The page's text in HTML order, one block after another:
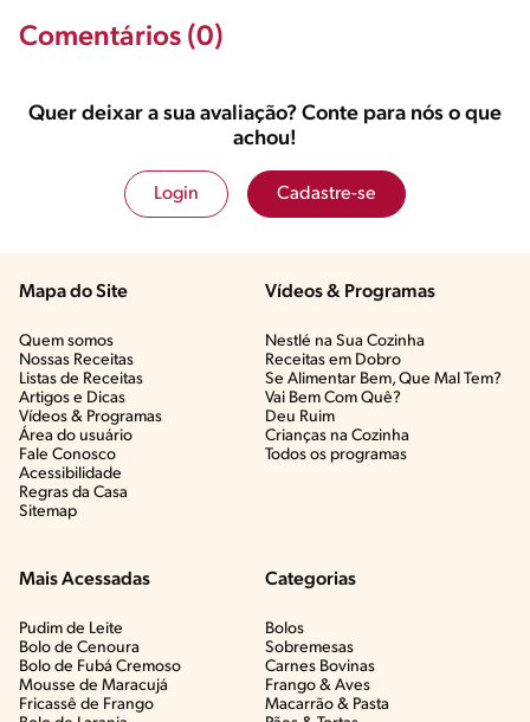
Comentários (0)
Quer deixar a sua avaliação? Conte para nós o que
achou!
Login Cadastre-se
Mapa do Site
Quem somos
Nossas Receitas
Listas de Receitas​
Artigos e Dicas​
Vídeos & Programas​
Área do usuário
Fale Conosco
Acessibilidade
Regras da Casa
Sitemap
Vídeos & Programas​
Nestlé na Sua Cozinha
Receitas em Dobro
Se Alimentar Bem, Que Mal Tem?​
Vai Bem Com Quê?​
Deu Ruim​
Crianças na Cozinha​
Todos os programas
Mais Acessadas
Pudim de Leite
Bolo de Cenoura
Bolo de Fubá Cremoso
Mousse de Maracujá
Fricassê de Frango
Categorias
Bolos
Sobremesas
Carnes Bovinas​
Frango & Aves​
Macarrão & Pasta​